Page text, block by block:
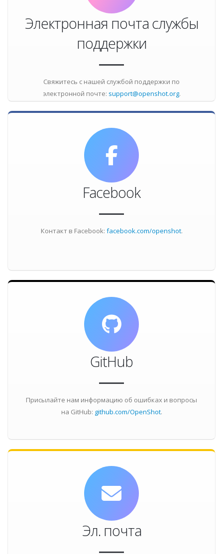
Электронная почта службы
поддержки
Свяжитесь с нашей службой поддержки по
электронной почте: support@openshot.org.
Facebook
Контакт в Facebook: facebook.com/openshot.
GitHub
Присылайте нам информацию об ошибках и вопросы
на GitHub: github.com/OpenShot.
Эл. почта